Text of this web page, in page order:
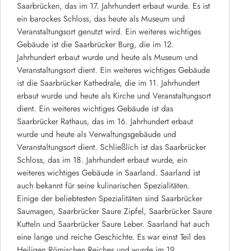
Saarbrücken, das im 17. Jahrhundert erbaut wurde. Es ist
ein barockes Schloss, das heute als Museum und
Veranstaltungsort genutzt wird. Ein weiteres wichtiges
Gebäude ist die Saarbrücker Burg, die im 12.
Jahrhundert erbaut wurde und heute als Museum und
Veranstaltungsort dient. Ein weiteres wichtiges Gebäude
ist die Saarbrücker Kathedrale, die im 11. Jahrhundert
erbaut wurde und heute als Kirche und Veranstaltungsort
dient. Ein weiteres wichtiges Gebäude ist das
Saarbrücker Rathaus, das im 16. Jahrhundert erbaut
wurde und heute als Verwaltungsgebäude und
Veranstaltungsort dient. Schließlich ist das Saarbrücker
Schloss, das im 18. Jahrhundert erbaut wurde, ein
weiteres wichtiges Gebäude in Saarland. Saarland ist
auch bekannt für seine kulinarischen Spezialitäten.
Einige der beliebtesten Spezialitäten sind Saarbrücker
Saumagen, Saarbrücker Saure Zipfel, Saarbrücker Saure
Kutteln und Saarbrücker Saure Leber. Saarland hat auch
eine lange und reiche Geschichte. Es war einst Teil des